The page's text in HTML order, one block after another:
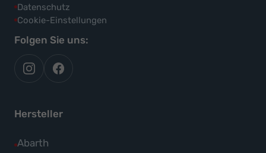
Datenschutz
Cookie-Einstellungen
Folgen Sie uns:
autoflex
auf
autoflex24
auf
Hersteller
Abarth
Alle